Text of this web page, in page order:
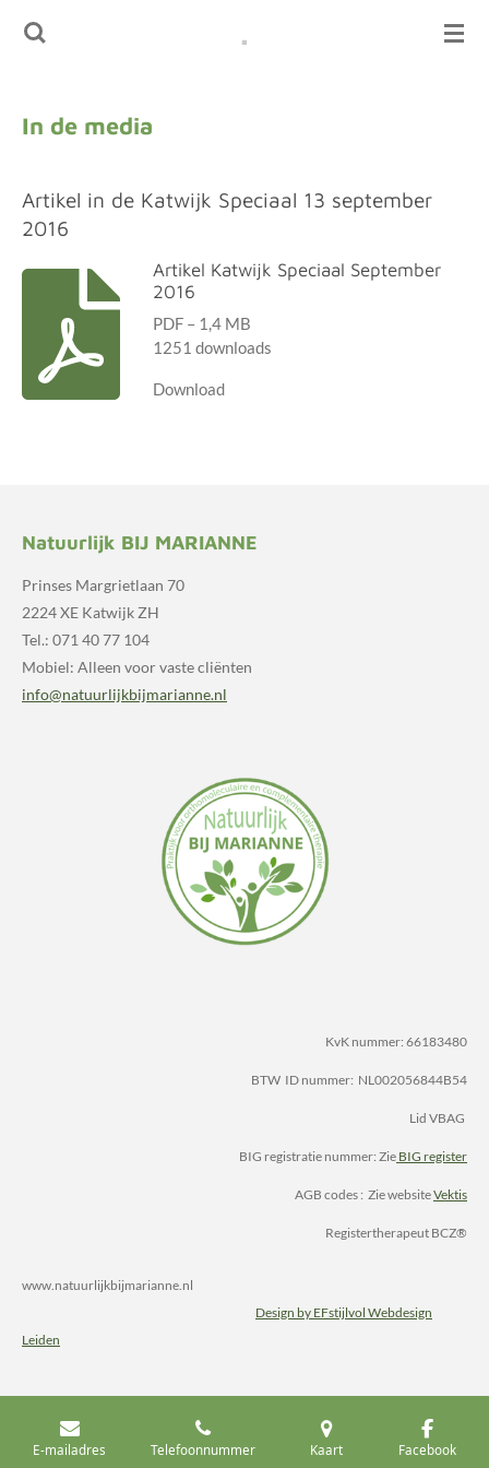
Ga
.
In de media
Artikel in de Katwijk Speciaal 13 september
2016
Artikel Katwijk Speciaal September
2016
PDF – 1,4 MB
1251 downloads
Download
Natuurlijk BIJ MARIANNE
Prinses Margrietlaan 70
2224 XE Katwijk ZH
Tel.: 071 40 77 104
Mobiel: Alleen voor vaste cliënten
info@natuurlijkbijmarianne.nl
KvK nummer: 66183480
BTW ID nummer: NL002056844B54
Lid VBAG
BIG registratie nummer: Zie BIG register
AGB codes : Zie websiteVektis
Registertherapeut BCZ®
www.natuurlijkbijmarianne.nl
Design by EFstijlvol Webdesign
Leiden
E-mailadres Telefoonnummer Kaart Facebook